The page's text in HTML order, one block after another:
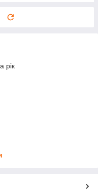
рік